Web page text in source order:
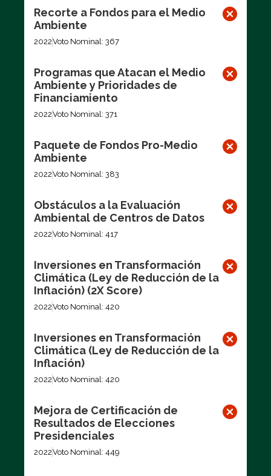
Recorte a Fondos para el Medio
Ambiente
2022Voto Nominal: 367
Programas que Atacan el Medio
Ambiente y Prioridades de
Financiamiento
2022Voto Nominal: 371
Paquete de Fondos Pro-Medio
Ambiente
2022Voto Nominal: 383
Obstáculos a la Evaluación
Ambiental de Centros de Datos
2022Voto Nominal: 417
Inversiones en Transformación
Climática (Ley de Reducción de la
Inflación) (2X Score)
2022Voto Nominal: 420
Inversiones en Transformación
Climática (Ley de Reducción de la
Inflación)
2022Voto Nominal: 420
Mejora de Certificación de
Resultados de Elecciones
Presidenciales
2022Voto Nominal: 449